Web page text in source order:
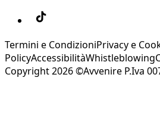
Termini e CondizioniPrivacy e
PolicyAccessibilitàWhistleblowing
Copyright 2026 ©Avvenire P.Iva